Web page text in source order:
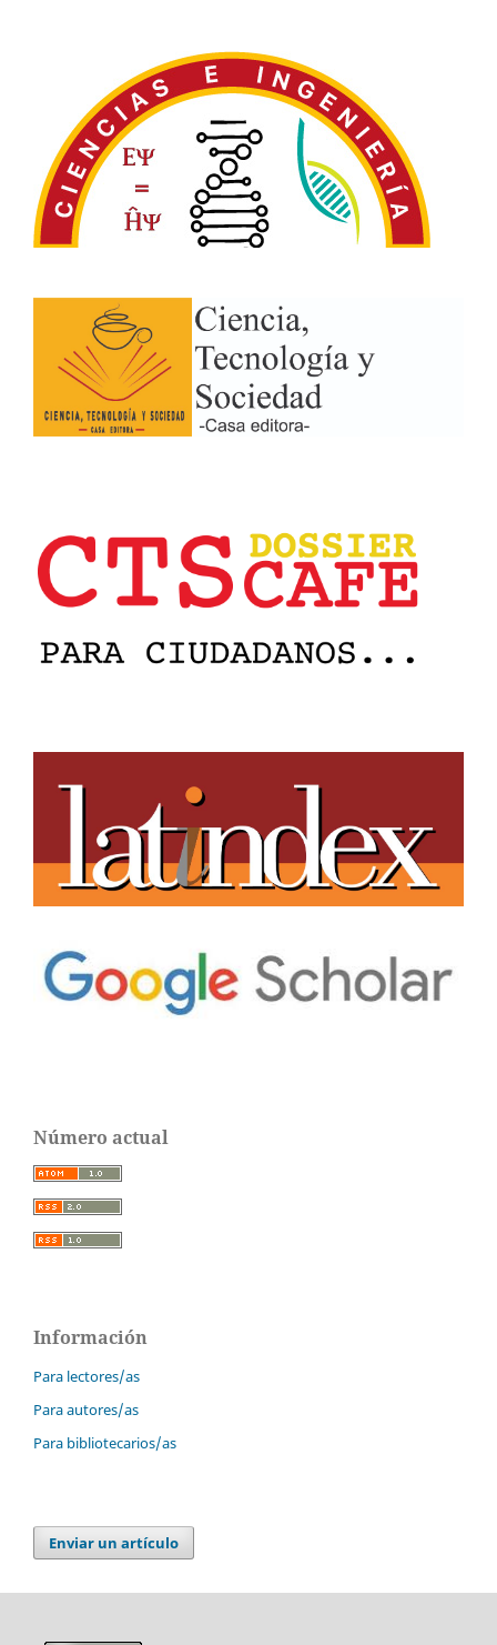
Número actual
Información
Para lectores/as
Para autores/as
Para bibliotecarios/as
Enviar un artículo